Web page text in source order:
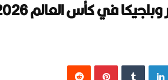
لينكدإن بينتيريست